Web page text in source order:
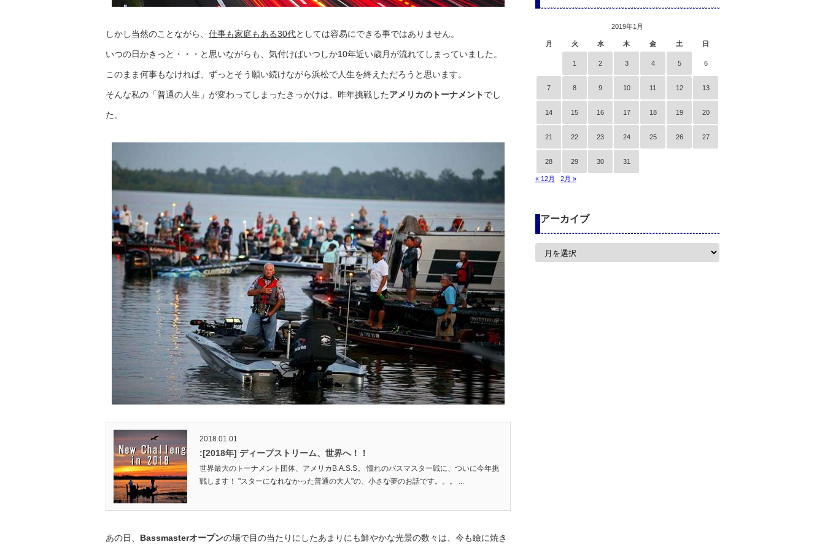
しかし当然のことながら、 仕事も家庭もある30代としては容易にできる事ではありません。
いつの日かきっと・・・と思いながらも、気付けばいつしか10年近い歳月が流れてしまっていました。
このまま何事もなければ、ずっとそう願い続けながら浜松で人生を終えただろうと思います。
そんな私の「普通の人生」が変わってしまったきっかけは、昨年挑戦したアメリカのトーナメントでし
た。
2018.01.01
:[2018年] ディープストリーム、世界へ！！
世界最大のトーナメント団体、アメリカB.A.S.S。 憧れのバスマスター戦に、ついに今年挑
戦します！ "スターになれなかった普通の大人"の、小さな夢のお話です。。。 ...
あの日、 Bassmasterオープンの場で目の当たりにしたあまりにも鮮やかな光景の数々は、今も瞼に焼き
2019年1月
月 火 水 木 金 土 日
1 2 3 4 5 6
7 8 9 10 11 12 13
14 15 16 17 18 19 20
21 22 23 24 25 26 27
28 29 30 31
« 12月 2月 »
アーカイブ
ア